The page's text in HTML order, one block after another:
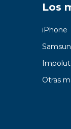
Los
iPhone
Otras